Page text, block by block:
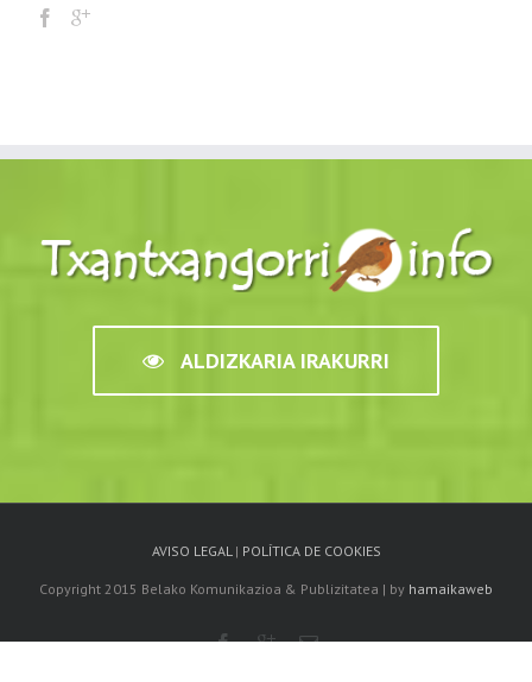
ALDIZKARIA IRAKURRI
AVISO LEGAL| POLÍTICA DE COOKIES
Copyright 2015 Belako Komunikazioa & Publizitatea | by hamaikaweb